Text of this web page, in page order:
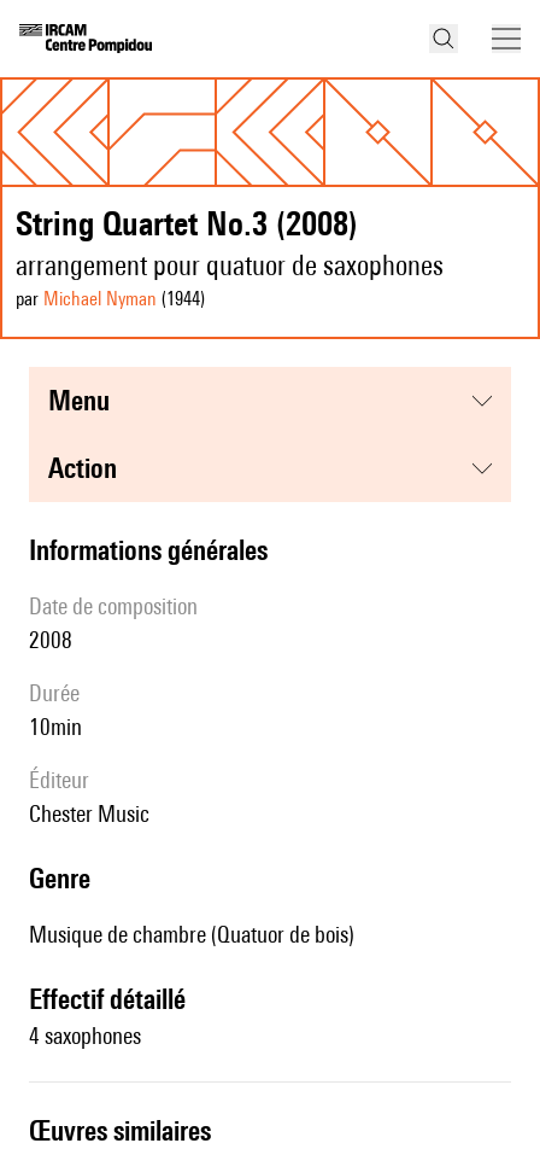
String Quartet No.3 (2008)
arrangement pour quatuor de saxophones
par Michael Nyman (1944)
menu
action
informations générales
date de composition
2008
durée
10min
éditeur
Chester Music
genre
Musique de chambre (Quatuor de bois)
effectif détaillé
4 saxophones
œuvres similaires